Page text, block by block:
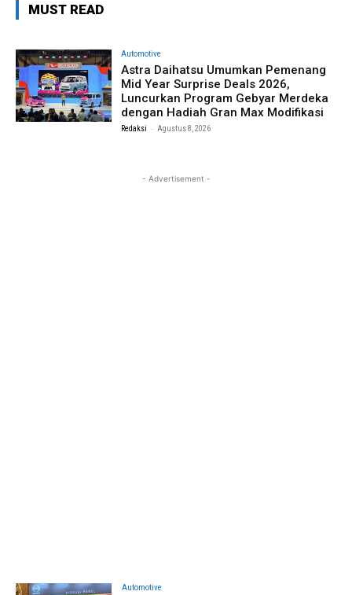
MUST READ
Automotive
Astra Daihatsu Umumkan Pemenang
Mid Year Surprise Deals 2026,
Luncurkan Program Gebyar Merdeka
dengan Hadiah Gran Max Modifikasi
Redaksi - Agustus 8, 2026
- Advertisement -
Automotive